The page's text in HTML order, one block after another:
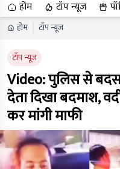
होम टॉप न्यूज
होम टॉप न्यूज
टॉप न्यूज
Video: पुलिस से
देता दिखा बदमाश,
कर मांगी माफी